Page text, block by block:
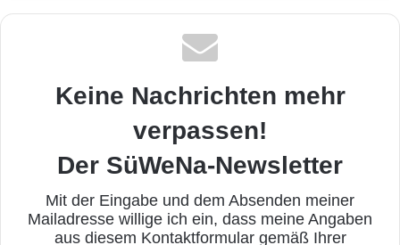
Keine Nachrichten mehr
verpassen!
Der SüWeNa-Newsletter
Mit der Eingabe und dem Absenden meiner
Mailadresse willige ich ein, dass meine Angaben
aus diesem Kontaktformular gemäß Ihrer